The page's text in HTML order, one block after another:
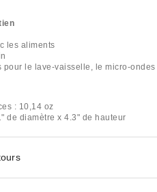
les aliments
pour le lave-vaisselle, le micro-
: 10,14 oz
de diamètre x 4.3" de hauteur